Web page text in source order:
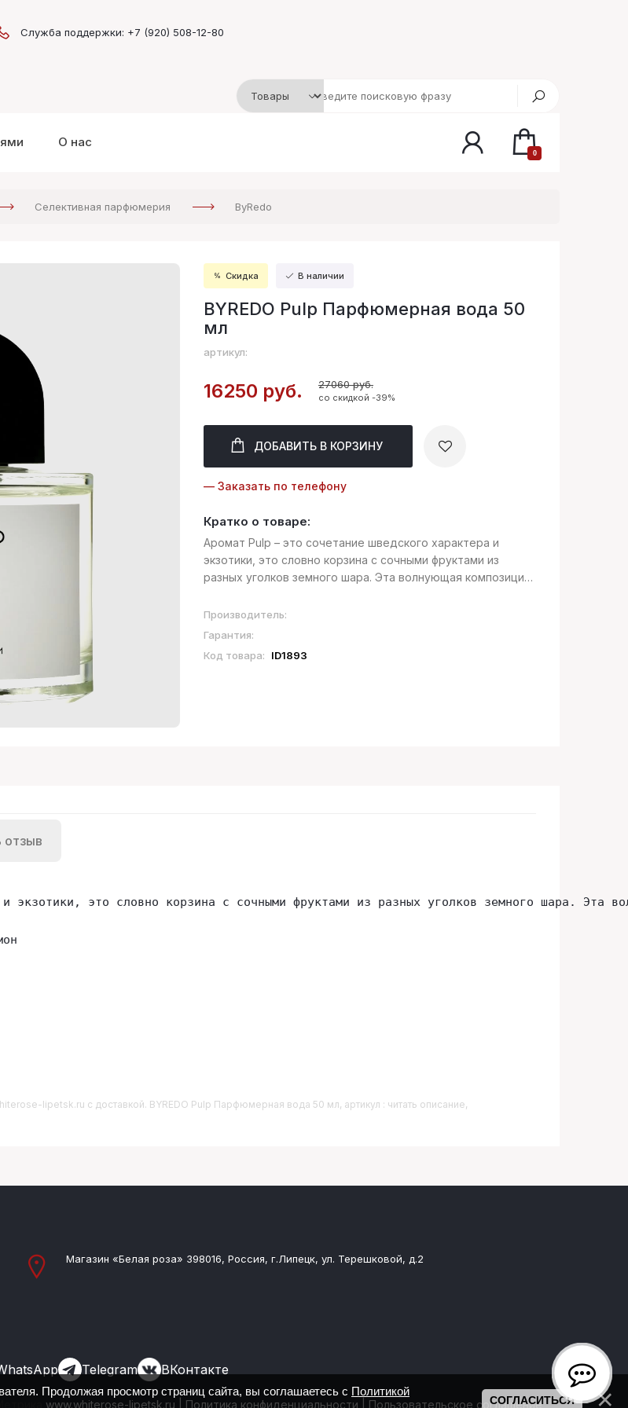
Служба поддержки: +7 (920) 508-12-80
О нас
0
Селективная парфюмерия ByRedo
Скидка В наличии
BYREDO Pulp Парфюмерная вода 50
мл
артикул:
16250 руб. 27060 руб.
со скидкой -39%
ДОБАВИТЬ В КОРЗИНУ
— Заказать по телефону
Кратко о товаре:
Аромат Pulp – это сочетание шведского характера и
экзотики, это словно корзина с сочными фруктами из
разных уголков земного шара. Эта волнующая композиция
фруктовой мякоти с ярким и необузданны...
Производитель:
Гарантия:
Код товара:
ID1893
отзыв
экзотики, это словно корзина с сочными фруктами из разных уголков земного шара. Эта
lipetsk.ru с доставкой. BYREDO Pulp Парфюмерная вода 50 мл, артикул : читать описание,
Магазин «Белая роза» 398016, Россия, г.Липецк, ул. Терешковой, д.2
Telegram ВКонтакте
www.whiterose-lipetsk.ru Политика конфиденциальности Пользовательское соглашение
Продолжая просмотр страниц сайта, вы соглашаетесь с Политикой
СОГЛАСИТЬСЯ